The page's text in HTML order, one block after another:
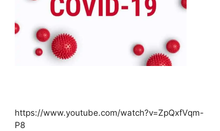
https://www.youtube.com/watch?v=ZpQxfVqm-
P8